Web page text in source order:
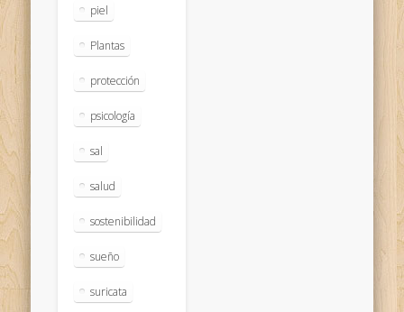
piel
Plantas
protección
psicología
sal
salud
sostenibilidad
sueño
suricata